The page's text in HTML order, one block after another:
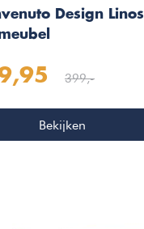
Design Linos
399,-
Bekijken